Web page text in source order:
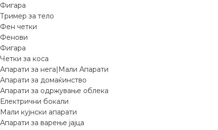
Фигара
Тример за тело
Фен четки
Фенови
Фигара
Четки за коса
Апарати за нега|Мали Апарати
Апарати за домаќинство
Апарати за одржување облека
Електрични бокали
Мали кујнски апарати
Апарати за варење јајца